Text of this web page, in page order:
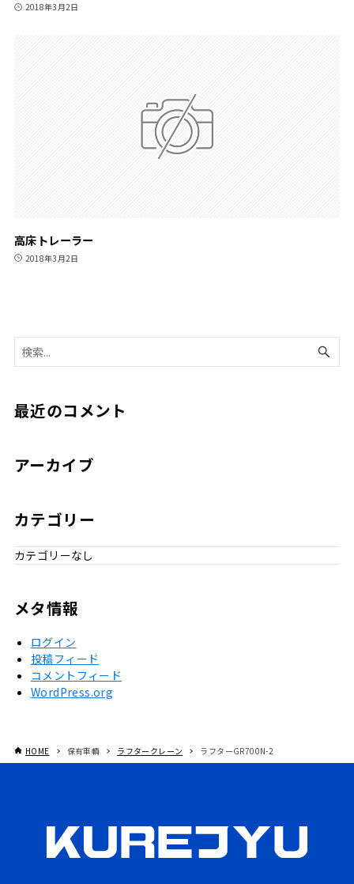
2018年3月2日
高床トレーラー
2018年3月2日
最近のコメント
アーカイブ
カテゴリー
カテゴリーなし
メタ情報
ログイン
投稿フィード
コメントフィード
WordPress.org
HOME 保有車輌 ラフタークレーン ラフターGR700N-2